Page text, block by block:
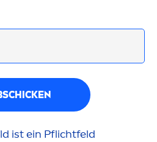
ist ein Pflichtfeld